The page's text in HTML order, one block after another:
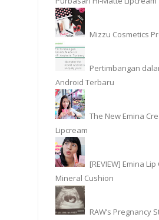
Mizzu Cosmetics
Pertimbangan
Android Terbaru
The New Emina
Lipcream
[REVIEW] Emina
Mineral Cushion
RAW’s Pregnancy